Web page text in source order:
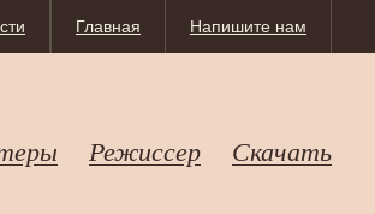
Напишите нам
Главная
Режиссер Скачать